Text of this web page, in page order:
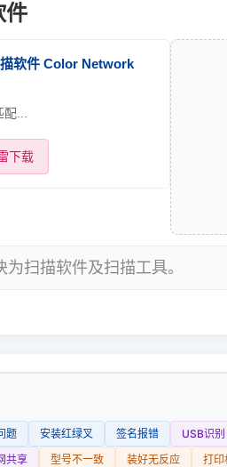
件
软件 Color Network
...
下载
扫描软件及扫描工具。
题 安装红绿叉 签名报错
USB识别
共享
型号不一致 装好无反应
打印